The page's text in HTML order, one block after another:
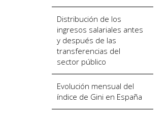
Distribución de los
ingresos salariales antes
y después de las
transferencias del
sector público
Evolución mensual del
índice de Gini en España